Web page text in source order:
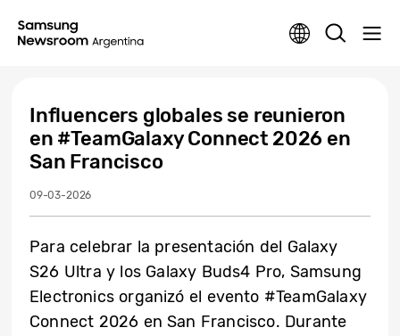
Influencers globales se reunieron
en #TeamGalaxy Connect 2026 en
San Francisco
09-03-2026
Para celebrar la presentación del Galaxy
S26 Ultra y los Galaxy Buds4 Pro, Samsung
Electronics organizó el evento #TeamGalaxy
Connect 2026 en San Francisco. Durante